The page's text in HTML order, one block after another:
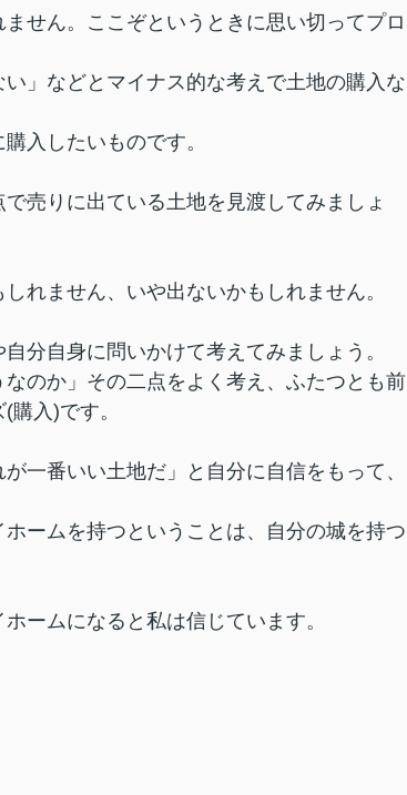
せん。ここぞというときに思い切ってプロ
」などとマイナス的な考えで土地の購入な
入したいものです。
売りに出ている土地を見渡してみましょ
れません、いや出ないかもしれません。
分自身に問いかけて考えてみましょう。
のか」その二点をよく考え、ふたつとも前
入)です。
一番いい土地だ」と自分に自信をもって、
ームを持つということは、自分の城を持つ
ームになると私は信じています。